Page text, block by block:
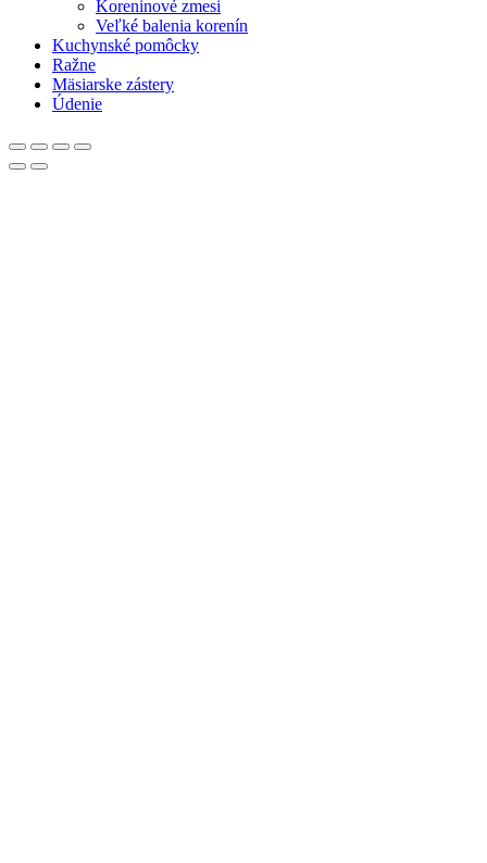
Koreninové zmesi
Veľké balenia korenín
Kuchynské pomôcky
Ražne
Mäsiarske zástery
Údenie